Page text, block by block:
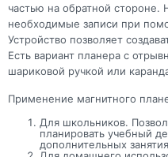
частью на обратной стороне.
необходимые записи при
Устройство позволяет
Есть вариант планера с
шариковой ручкой или
Применение магнитного
Для школьников.
планировать учебный
дополнительных